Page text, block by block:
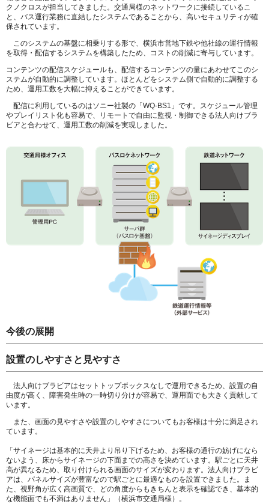
クノクロスが担当してきました。交通局様のネットワークに接続しているこ
と、バス運行業務に直結したシステムであることから、高いセキュリティが確
保されています。
このシステムの基盤に相乗りする形で、横浜市営地下鉄や他社線の運行情報
を取得・配信するシステムを構築したため、コストの削減に寄与しています。
コンテンツの配信スケジュールも、配信するコンテンツの量にあわせてこのシ
ステムが自動的に調整しています。ほとんどをシステム側で自動的に調整する
ため、運用工数を大幅に抑えることができています。
配信に利用しているのはソニー社製の「WQ-BS1」です。スケジュール管理
やプレイリスト化も容易で、リモートで自由に監視・制御できる法人向けブラ
ビアと合わせて、運用工数の削減を実現しました。
今後の展開
設置のしやすさと見やすさ
法人向けブラビアはセットトップボックスなしで運用できるため、設置の自
由度が高く、障害発生時の一時切り分けが容易で、運用面でも大きく貢献して
います。
また、画面の見やすさや設置のしやすさについてもお客様は十分に満足され
ています。
「サイネージは基本的に天井より吊り下げるため、お客様の通行の妨げになら
ないよう、床からサイネージの下面までの高さを決めています。駅ごとに天井
高が異なるため、取り付けられる画面のサイズが変わります。法人向けブラビ
アは、パネルサイズが豊富なので駅ごとに最適なものを設置できました。ま
た、視野角が広く高画質で、どの角度からもきちんと表示を確認でき、基本的
な機能面でも不満はありません」（横浜市交通局様）。